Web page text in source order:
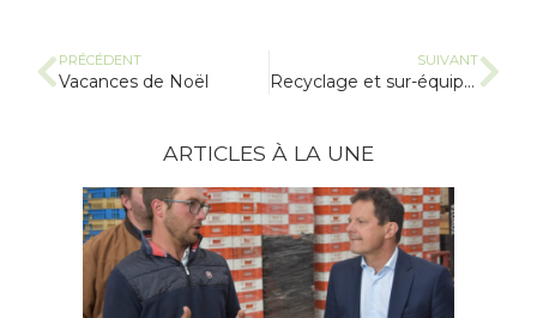
PRÉCÉDENT
Vacances de Noël
SUIVANT
Recyclage et sur-équipement
ARTICLES À LA UNE